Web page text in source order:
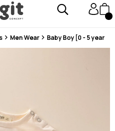
Garantisi !
Kargo Ücretsiz !
Men Wear Baby Boy [0 - 5 years]